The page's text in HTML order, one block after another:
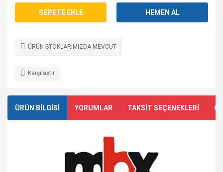
SEPETE EKLE HEMEN AL
ÜRÜN STOKLARIMIZDA MEVCUT
Karşılaştır
ÜRÜN BİLGİSİ YORUMLAR TAKSİT SEÇENEKLERİ